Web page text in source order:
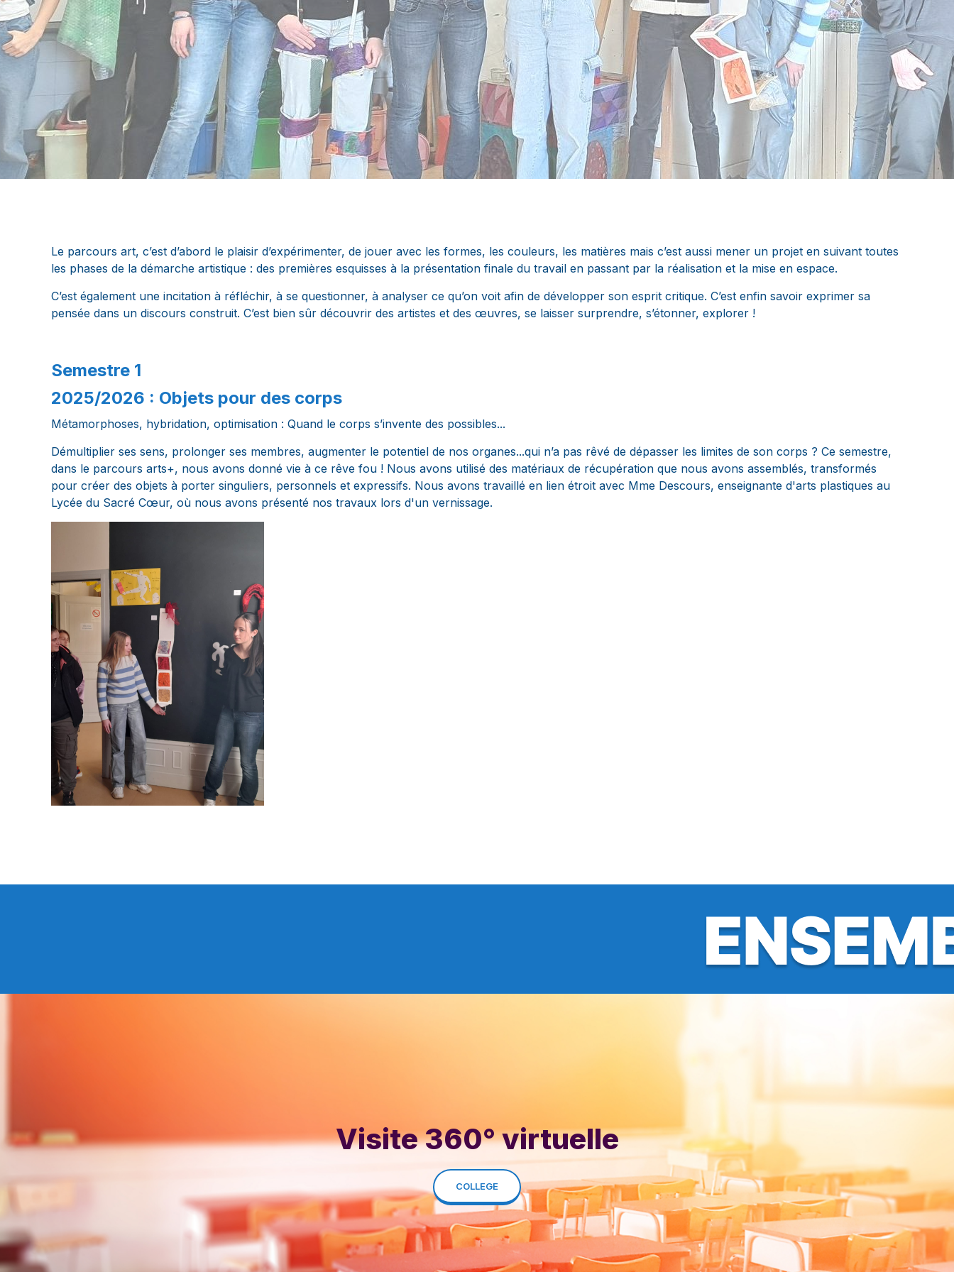
Le parcours art, c’est d’abord le plaisir d’expérimenter, de jouer avec les formes, les couleurs, les matières mais c’est aussi mener un projet en suivant toutes
les phases de la démarche artistique : des premières esquisses à la présentation finale du travail en passant par la réalisation et la mise en espace.
C’est également une incitation à réfléchir, à se questionner, à analyser ce qu’on voit afin de développer son esprit critique. C’est enfin savoir exprimer sa
pensée dans un discours construit. C’est bien sûr découvrir des artistes et des œuvres, se laisser surprendre, s’étonner, explorer !
Semestre 1
2025/2026 : Objets pour des corps
Métamorphoses, hybridation, optimisation : Quand le corps s’invente des possibles...
Démultiplier ses sens, prolonger ses membres, augmenter le potentiel de nos organes...qui n’a pas rêvé de dépasser les limites de son corps ? Ce semestre,
dans le parcours arts+, nous avons donné vie à ce rêve fou ! Nous avons utilisé des matériaux de récupération que nous avons assemblés, transformés
pour créer des objets à porter singuliers, personnels et expressifs. Nous avons travaillé en lien étroit avec Mme Descours, enseignante d'arts plastiques au
Lycée du Sacré Cœur, où nous avons présenté nos travaux lors d'un vernissage.
Visite 360° virtuelle
COLLEGE